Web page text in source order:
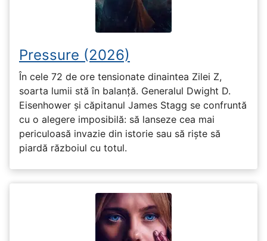
Pressure (2026)
În cele 72 de ore tensionate dinaintea Zilei Z,
soarta lumii stă în balanță. Generalul Dwight D.
Eisenhower și căpitanul James Stagg se confruntă
cu o alegere imposibilă: să lanseze cea mai
periculoasă invazie din istorie sau să riște să
piardă războiul cu totul.